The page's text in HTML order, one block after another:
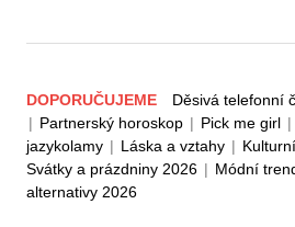
DOPORUČUJEME Děsivá telefonní
| Partnerský horoskop | Pick me girl |
jazykolamy | Láska a vztahy |
Svátky a prázdniny 2026 | Módní
alternativy 2026